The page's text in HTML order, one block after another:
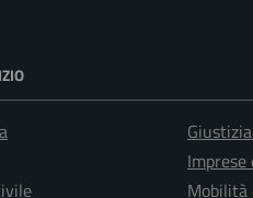
Imprese